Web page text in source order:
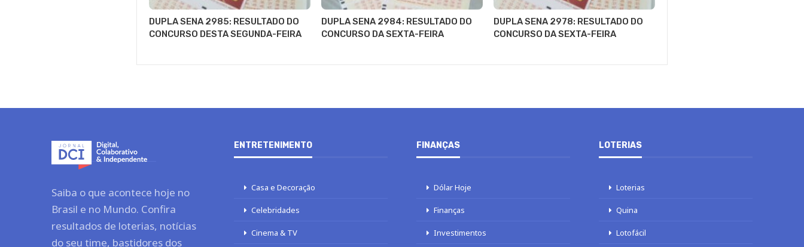
DUPLA SENA 2985: RESULTADO DO
CONCURSO DESTA SEGUNDA-FEIRA
DUPLA SENA 2984: RESULTADO DO
CONCURSO DA SEXTA-FEIRA
DUPLA SENA 2978: RESULTADO DO
CONCURSO DA SEXTA-FEIRA
Saiba o que acontece hoje no
Brasil e no Mundo. Confira
resultados de loterias, notícias
do seu time, bastidores dos
ENTRETENIMENTO
Casa e Decoração
Celebridades
Cinema & TV
FINANÇAS
Dólar Hoje
Finanças
Investimentos
LOTERIAS
Loterias
Quina
Lotofácil